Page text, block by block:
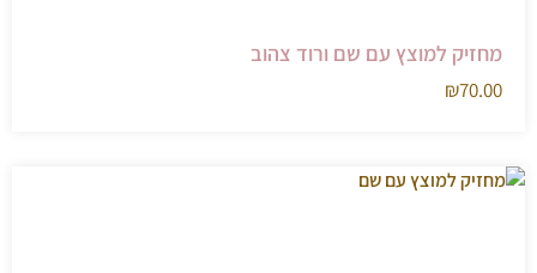
מחזיק למוצץ עם שם ורוד צהוב
₪70.00